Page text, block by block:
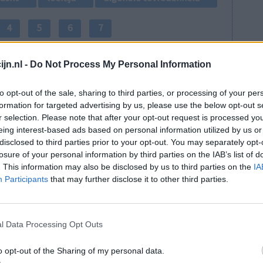
- Do Not Process My Personal Information
opt-out of the sale, sharing to third parties, or processing of your
for targeted advertising by us, please use the below opt-out
selection. Please note that after your opt-out request is processed
interest-based ads based on personal information utilized by us
to third parties prior to your opt-out. You may separately
of your personal information by third parties on the IAB’s list of
This information may also be disclosed by us to third parties on the
Participants that may further disclose it to other third parties.
Data Processing Opt Outs
opt-out of the Sharing of my personal data.
4 5 6 7
Effectiviteit
Hoeveelheid bijwerkingen
Bijwerkingen
griepachtige symptomen
dronken voelen
zeg.
echt
De dagen
die ik
is een